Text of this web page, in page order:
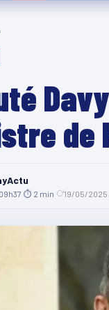
de
⏱ 2 min 19/05/2025